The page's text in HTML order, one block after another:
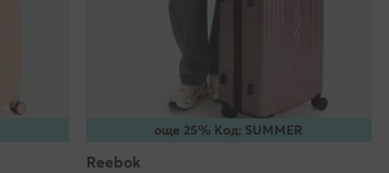
още 25% Код: SUMMER
Reebok